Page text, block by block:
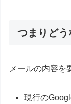
つまりどう
メールの内容を
現行の